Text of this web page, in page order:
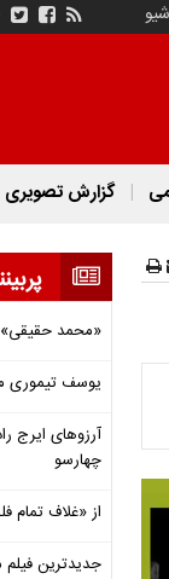
گزارش تصویری
«محمد
یوسف تیموری
آرزوهای ایرج
چهارسو
از «غلاف تمام
جدیدترین